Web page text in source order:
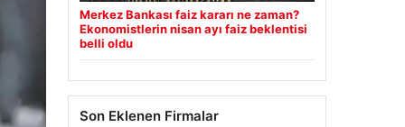
06/08/2026
Ekonomistlerin nisan ayı faiz beklentisi
belli oldu